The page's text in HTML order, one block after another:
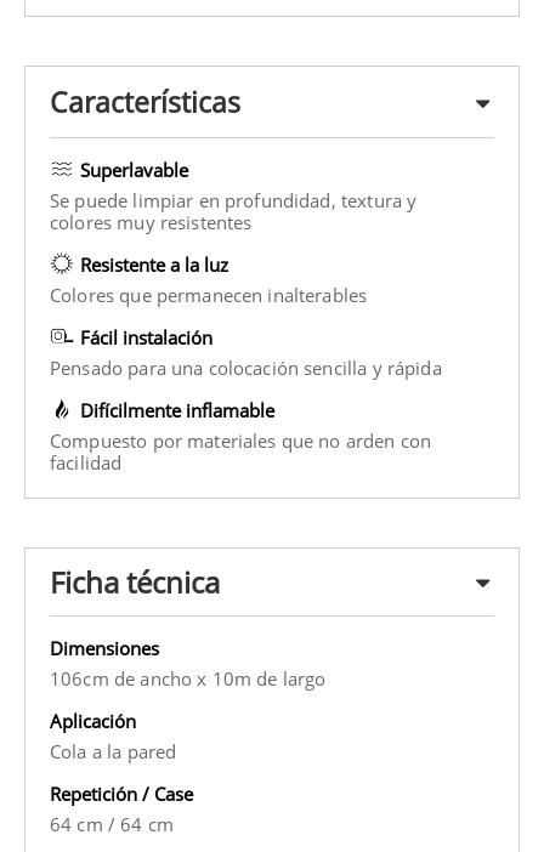
Características
Superlavable
Se puede limpiar en profundidad, textura y
colores muy resistentes
Resistente a la luz
Colores que permanecen inalterables
Fácil instalación
Pensado para una colocación sencilla y rápida
Difícilmente inflamable
Compuesto por materiales que no arden con
facilidad
Ficha técnica
Dimensiones
106cm de ancho x 10m de largo
Aplicación
Cola a la pared
Repetición / Case
64 cm / 64 cm